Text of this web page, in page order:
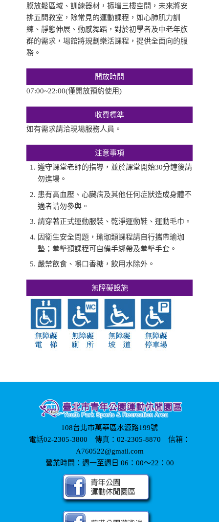
膜放鬆區域、訓練器材，擴增三樓空間，未來將安
排五間教室，除常見的運動課程，如心肺肌力訓
練、靜態伸展、動感舞蹈，對於初學者及中老年族
群的需求，場館將規劃樂活課程，提供全面向的服
務。
開放時間
07:00~22:00(僅開放預約使用)
收費標準
如有需求請洽現場服務人員。
注意事項
遵守課堂老師的指導，並於課堂開始30分鐘後請
勿進場。
患有高血壓、心臟病及其他任何症狀造成身體不
適者請勿參與。
請穿著正式運動服裝、乾淨運動鞋、運動毛巾。
因衛生安全問題，瑜珈類課程請自行攜帶瑜珈
墊；拳擊類課程可自備手綁帶及拳擊手套。
嚴禁飲食、嚼口香糖，飲用水除外。
無障礙設施
108台北市萬華區水源路199號
電話02-2305-3800 傳真：02-2305-8870 信箱：
A760522@gmail.com
營業時間：週一至週日 06：00～22：00